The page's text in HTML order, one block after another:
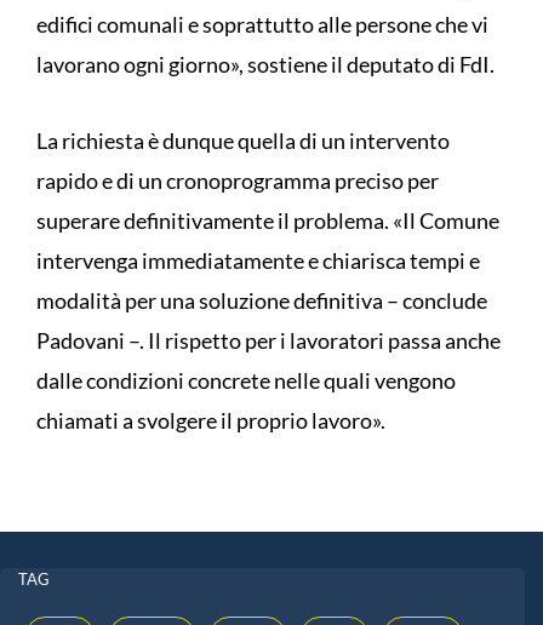
edifici comunali e soprattutto alle persone che vi
lavorano ogni giorno», sostiene il deputato di FdI.
La richiesta è dunque quella di un intervento
rapido e di un cronoprogramma preciso per
superare definitivamente il problema. «Il Comune
intervenga immediatamente e chiarisca tempi e
modalità per una soluzione definitiva – conclude
Padovani –. Il rispetto per i lavoratori passa anche
dalle condizioni concrete nelle quali vengono
chiamati a svolgere il proprio lavoro».
TAG